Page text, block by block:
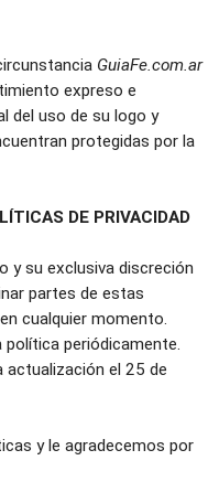
GuiaFe.com.ar
expreso e
del uso de su logo y
protegidas por la
DE PRIVACIDAD
y su exclusiva discreción
partes de estas
cualquier momento.
política periódicamente.
el 25 de
y le agradecemos por